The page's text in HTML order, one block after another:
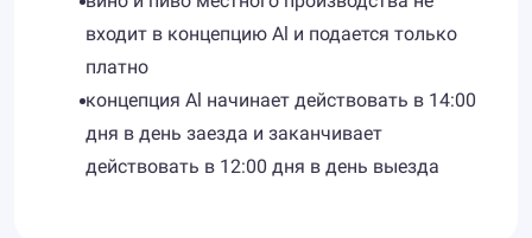
входит в концепцию Al и подается только
платно
концепция Al начинает действовать в 14:00
дня в день заезда и заканчивает
действовать в 12:00 дня в день выезда